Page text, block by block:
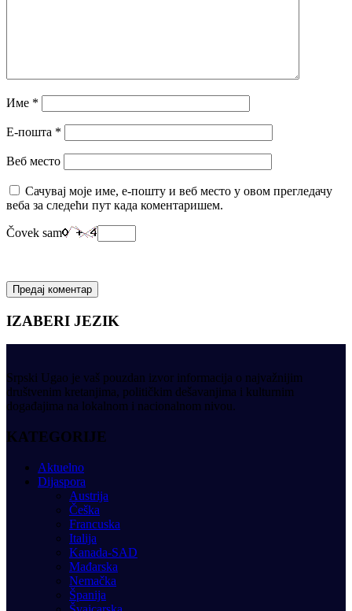
Име *
Е-пошта *
Веб место
Сачувај моје име, е-пошту и веб место у овом прегледачу
веба за следећи пут када коментаришем.
Čovek sam
IZABERI JEZIK
Srpski Ugao je vaš pouzdan izvor informacija o najvažnijim
društvenim kretanjima, političkim dešavanjima i kulturnim
događajima na lokalnom i nacionalnom nivou.
KATEGORIJE
Aktuelno
Dijaspora
Austrija
Češka
Francuska
Italija
Kanada-SAD
Mađarska
Nemačka
Španija